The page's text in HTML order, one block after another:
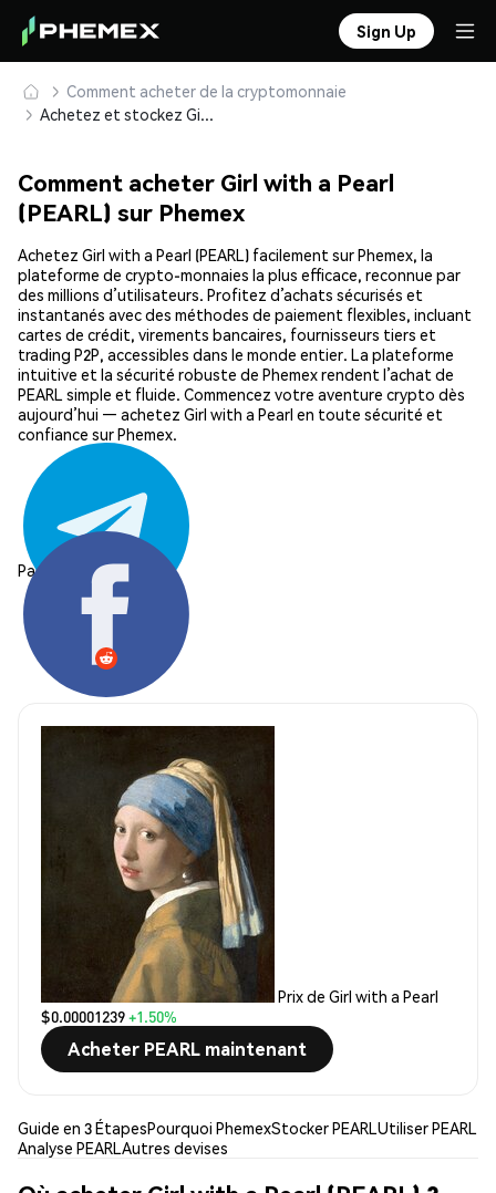
Sign Up
Comment acheter de la cryptomonnaie
Achetez et stockez Girl with a Pearl (PEARL) en toute sécurité
Comment acheter Girl with a Pearl
(PEARL) sur Phemex
Achetez Girl with a Pearl (PEARL) facilement sur Phemex, la
plateforme de crypto-monnaies la plus efficace, reconnue par
des millions d’utilisateurs. Profitez d’achats sécurisés et
instantanés avec des méthodes de paiement flexibles, incluant
cartes de crédit, virements bancaires, fournisseurs tiers et
trading P2P, accessibles dans le monde entier. La plateforme
intuitive et la sécurité robuste de Phemex rendent l’achat de
PEARL simple et fluide. Commencez votre aventure crypto dès
aujourd’hui — achetez Girl with a Pearl en toute sécurité et
confiance sur Phemex.
Partager:
Prix de Girl with a Pearl
$0.00001239+1.50%
Acheter PEARL maintenant
Guide en 3 ÉtapesPourquoi PhemexStocker PEARLUtiliser PEARL
Analyse PEARLAutres devises